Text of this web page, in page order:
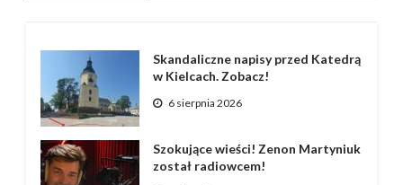
Skandaliczne napisy przed Katedrą
w Kielcach. Zobacz!
6 sierpnia 2026
Szokujące wieści! Zenon Martyniuk
został radiowcem!